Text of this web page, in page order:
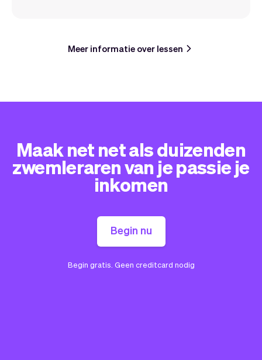
Meer informatie over lessen
Maak net net als duizenden
zwemleraren van je passie je
inkomen
Begin nu
Begin gratis. Geen creditcard nodig